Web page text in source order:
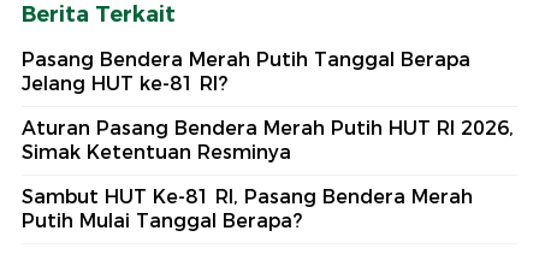
Berita Terkait
Pasang Bendera Merah Putih Tanggal Berapa
Jelang HUT ke-81 RI?
Aturan Pasang Bendera Merah Putih HUT RI 2026,
Simak Ketentuan Resminya
Sambut HUT Ke-81 RI, Pasang Bendera Merah
Putih Mulai Tanggal Berapa?